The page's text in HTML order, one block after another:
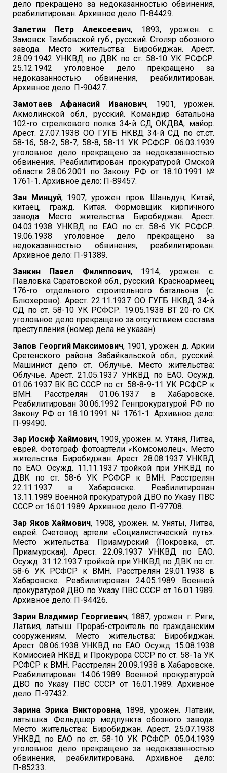
дело прекращено за недоказанностью обвинения,
реабилитирован. Архивное дело: П-84429.
Залетин Петр Алексеевич, 1893, урожен. с.
Замовск Тамбовской губ., русский. Столяр обозного
завода. Место жительства: Биробиджан. Арест.
28.09.1942 УНКВД по ДВК по ст. 58-10 УК РСФСР.
25.12.1942 уголовное дело прекращено за
недоказанностью обвинения, реабилитирован.
Архивное дело: П-90427.
Замотаев Афанасий Иванович, 1901, урожен.
Акмолинской обл., русский. Командир батальона
102-го стрелкового полка 34-й СД ОКДВА, майор.
Арест. 27.07.1938 ОО ГУГБ НКВД 34-й СД по ст.ст.
58-1б, 58-2, 58-7, 58-8, 58-11 УК РСФСР. 06.03.1939
уголовное дело прекращено за недоказанностью
обвинения. Реабилитирован прокуратурой Омской
области 28.06.2001 по Закону РФ от 18.10.1991 №
1761-1. Архивное дело: П-89457.
Зан Минцуй, 1907, урожен. пров. Шаньдун, Китай,
китаец, гражд. Китая. Формовщик кирпичного
завода. Место жительства: Биробиджан. Арест.
04.03.1938 УНКВД по ЕАО по ст. 58-6 УК РСФСР.
19.06.1938 уголовное дело прекращено за
недоказанностью обвинения, реабилитирован.
Архивное дело: П-91389.
Занкин Павел Филиппович, 1914, урожен. с.
Павловка Саратовской обл., русский. Красноармеец
176-го отдельного строительного батальона (с.
Блюхерово). Арест. 22.11.1937 ОО ГУГБ НКВД 34-й
СД по ст. 58-10 УК РСФСР. 19.05.1938 ВТ 20-го СК
уголовное дело прекращено за отсутствием состава
преступления (номер дела не указан).
Запов Георгий Максимович, 1901, урожен. д. Аркии
Сретенского района Забайкальской обл., русский.
Машинист депо ст. Облучье. Место жительства:
Облучье. Арест. 21.05.1937 УНКВД по ЕАО. Осужд.
01.06.1937 ВК ВС СССР по ст. 58-8-9-11 УК РСФСР к
ВМН. Расстрелян 01.06.1937 в Хабаровске.
Реабилитирован 30.06.1992 Генпрокуратурой РФ по
Закону РФ от 18.10.1991 № 1761-1. Архивное дело:
П-99490.
Зар Иосиф Хаймович, 1909, урожен. м. Утяня, Литва,
еврей. Фотограф фотоартели «Комсомолец». Место
жительства: Биробиджан. Арест. 28.08.1937 УНКВД
по ЕАО. Осужд. 11.11.1937 тройкой при УНКВД по
ДВК по ст. 58-6 УК РСФСР к ВМН. Расстрелян
22.11.1937 в Хабаровске. Реабилитирован
13.11.1989 Военной прокуратурой ДВО по Указу ПВС
СССР от 16.01.1989. Архивное дело: П-97708.
Зар Яков Хаймович, 1908, урожен. м. Уняты, Литва,
еврей. Счетовод артели «Социалистический путь».
Место жительства: Приамурский (Покровка, ст.
Приамурская). Арест. 22.09.1937 УНКВД по ЕАО.
Осужд. 31.12.1937 тройкой при УНКВД по ДВК по ст.
58-6 УК РСФСР к ВМН. Расстрелян 29.01.1938 в
Хабаровске. Реабилитирован 24.05.1989 Военной
прокуратурой ДВО по Указу ПВС СССР от 16.01.1989.
Архивное дело: П-94426.
Зарин Владимир Георгиевич, 1887, урожен. г. Риги,
Латвия, латыш. Прораб-строитель по гражданским
сооружениям. Место жительства: Биробиджан.
Арест. 08.06.1938 УНКВД по ЕАО. Осужд. 15.08.1938
Комиссией НКВД и Прокурора СССР по ст. 58-1а УК
РСФСР к ВМН. Расстрелян 20.09.1938 в Хабаровске.
Реабилитирован 14.06.1989 Военной прокуратурой
ДВО по Указу ПВС СССР от 16.01.1989. Архивное
дело: П-97432.
Зарина Эрика Викторовна, 1898, урожен. Латвии,
латышка. Фельдшер медпункта обозного завода.
Место жительства: Биробиджан. Арест. 25.07.1938
УНКВД по ЕАО по ст. 58-10 УК РСФСР. 05.04.1939
уголовное дело прекращено за недоказанностью
обвинения, реабилитирована. Архивное дело:
П-85233.